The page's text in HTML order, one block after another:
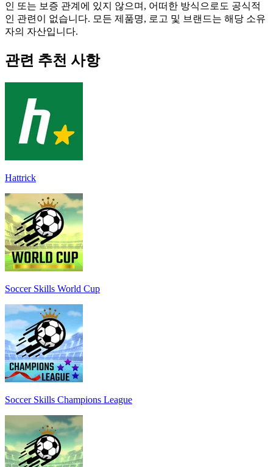
인 또는 보증 관계에 있지 않으며, 어떠한 방식으로도 공식적
인 관련이 없습니다. 모든 제품명, 로고 및 브랜드는 해당 소유
자의 자산입니다.
관련 추천 사항
Hattrick
Soccer Skills World Cup
Soccer Skills Champions League